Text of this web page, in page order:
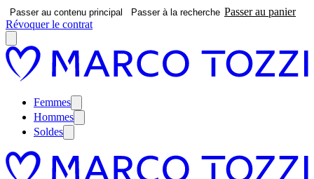
Passer au contenu principal Passer à la recherche Passer au panier
Révoquer le contrat
Femmes
Hommes
Soldes